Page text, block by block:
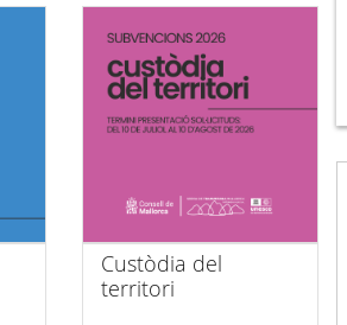
Custòdia del
territori